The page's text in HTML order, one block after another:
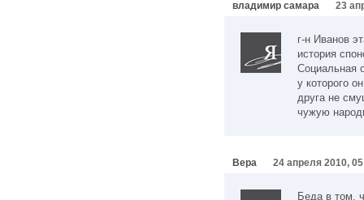
владимир самара 23
г-н Иванов
история
Социальная
у которого
друга не
чужую
Вера 24 апреля 2010,
Беда в том,